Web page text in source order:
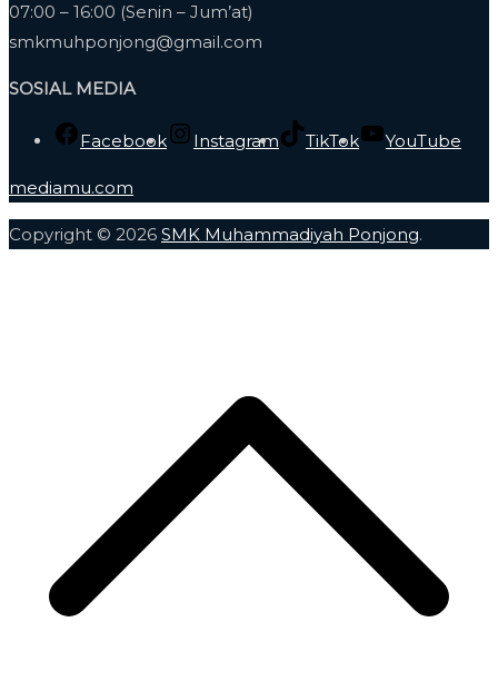
07:00 – 16:00 (Senin – Jum’at)
smkmuhponjong@gmail.com
SOSIAL MEDIA
Facebook Instagram TikTok YouTube
mediamu.com
Copyright © 2026 SMK Muhammadiyah Ponjong.